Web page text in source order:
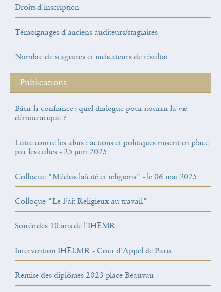
Droits d'inscription
Témoignages d'anciens auditeurs/stagiaires
Nombre de stagiaires et indicateurs de résultat
Publications
Bâtir la confiance : quel dialogue pour nourrir la vie
démocratique ?
Lutte contre les abus : actions et politiques misent en place
par les cultes - 25 juin 2025
Colloque "Médias laïcité et religions" - le 06 mai 2025
Colloque "Le Fait Religieux au travail"
Soirée des 10 ans de l'IHEMR
Intervention IHELMR - Cour d'Appel de Paris
Remise des diplômes 2023 place Beauvau